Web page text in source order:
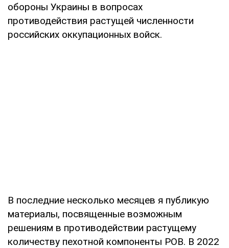
обороны Украины в вопросах
противодействия растущей численности
российских оккупационных войск.
В последние несколько месяцев я публикую
материалы, посвященные возможным
решениям в противодействии растущему
количеству пехотной компоненты РОВ. В 2022